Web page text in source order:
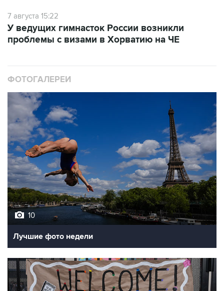
проблемы с визами в Хорватию на ЧЕ
10
Лучшие фото недели